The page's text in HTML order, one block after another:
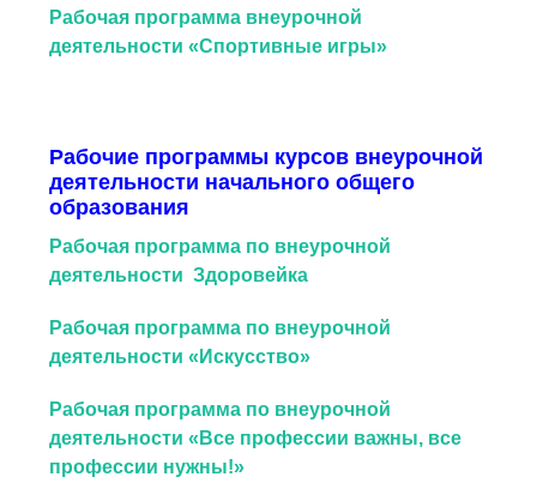
Рабочая программа внеурочной
деятельности «Спортивные игры»
Рабочие программы курсов внеурочной
деятельности начального общего
образования
Рабочая программа по внеурочной
деятельности Здоровейка
Рабочая программа по внеурочной
деятельности «Искусство»
Рабочая программа по внеурочной
деятельности «Все профессии важны, все
профессии нужны!»